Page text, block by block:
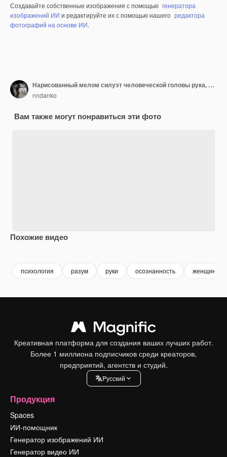
Создавайте собственные изображения с помощью генератора
изображений ИИ и редактируйте их с помощью нашего редактора
фотографий на основе ИИ.
Нарисованный мелом силуэт человеческой головы рука, пишущая слово "стресс" на зеленой доске
nndanko
Вам также могут понравиться эти фото
Похожие видео
психология разум руки осознанность женщина
Креативная платформа для создания ваших лучших работ.
Более 1 миллиона подписчиков среди креаторов,
предприятий, агентств и студий.
Pусский
Продукция
Spaces
ИИ-помощник
Генератор изображений ИИ
Генератор видео ИИ